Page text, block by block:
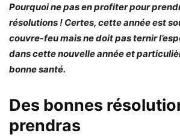
Pourquoi ne pas en profiter pour
résolutions ! Certes, cette année est
couvre-feu mais ne doit pas ternir
dans cette nouvelle année et
bonne santé.
Des bonnes
prendras